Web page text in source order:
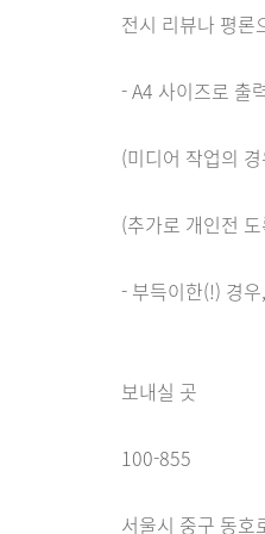
전시 리뷰나 평론
- A4 사이즈로 출
(미디어 작업의
(추가로 개인전
- 부득이한(!) 경
보내실 곳
100-855
서울시 중구 동